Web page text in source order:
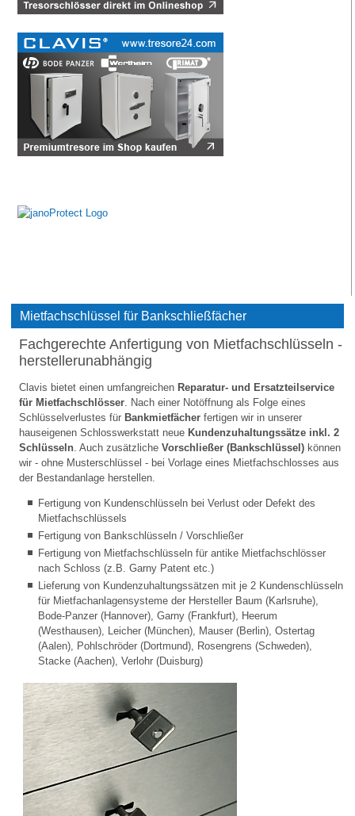
Mietfachschlüssel für Bankschließfächer
Fachgerechte Anfertigung von Mietfachschlüsseln -
herstellerunabhängig
Clavis bietet einen umfangreichen Reparatur- und Ersatzteilservice
für Mietfachschlösser. Nach einer Notöffnung als Folge eines
Schlüsselverlustes für Bankmietfächer fertigen wir in unserer
hauseigenen Schlosswerkstatt neue Kundenzuhaltungssätze inkl. 2
Schlüsseln. Auch zusätzlicheVorschließer (Bankschlüssel) können
wir - ohne Musterschlüssel - bei Vorlage eines Mietfachschlosses aus
der Bestandanlage herstellen.
Fertigung von Kundenschlüsseln bei Verlust oder Defekt des
Mietfachschlüssels
Fertigung von Bankschlüsseln / Vorschließer
Fertigung von Mietfachschlüsseln für antike Mietfachschlösser
nach Schloss (z.B. Garny Patent etc.)
Lieferung von Kundenzuhaltungssätzen mit je 2 Kundenschlüsseln
für Mietfachanlagensysteme der Hersteller Baum (Karlsruhe),
Bode-Panzer (Hannover), Garny (Frankfurt), Heerum
(Westhausen), Leicher (München), Mauser (Berlin), Ostertag
(Aalen), Pohlschröder (Dortmund), Rosengrens (Schweden),
Stacke (Aachen), Verlohr (Duisburg)